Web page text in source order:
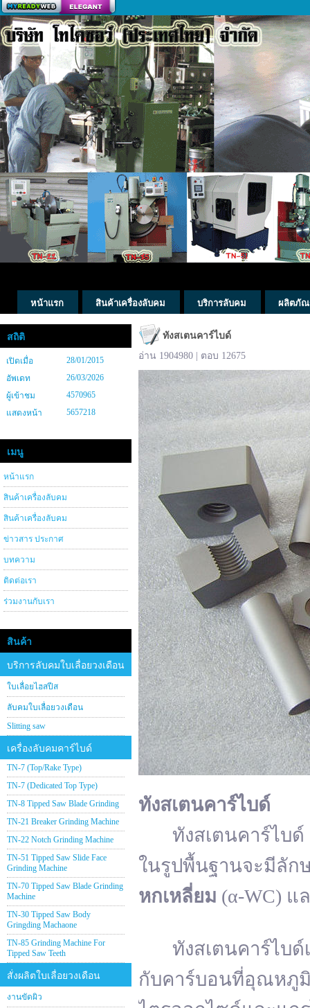
สร้างเว็บ
หน้าแรก สินค้าเครื่องลับคม บริการลับคม ผลิตภัณ
สถิติ
เปิดเมื่อ
28/01/2015
อัพเดท
26/03/2026
ผู้เข้าชม
4570965
แสดงหน้า
5657218
เมนู
หน้าแรก
สินค้าเครื่องลับคม
สินค้าเครื่องลับคม
ข่าวสาร ประกาศ
บทความ
ติดต่อเรา
ร่วมงานกับเรา
สินค้า
บริการลับคมใบเลื่อยวงเดือน
ใบเลื่อยไฮสปีส
ลับคมใบเลื่อยวงเดือน
Slitting saw
เครื่องลับคมคาร์ไบด์
TN-7 (Top/Rake Type)
TN-7 (Dedicated Top Type)
TN-8 Tipped Saw Blade Grinding
TN-21 Breaker Grinding Machine
TN-22 Notch Grinding Machine
TN-51 Tipped Saw Slide Face
Grinding Machine
TN-70 Tipped Saw Blade Grinding
Machine
TN-30 Tipped Saw Body
Gringding Machaone
TN-85 Grinding Machine For
Tipped Saw Teeth
สั่งผลิตใบเลื่อยวงเดือน
งานขัดผิว
ทังสเตนคาร์ไบด์
อ่าน 1904980 | ตอบ 12675
ทังสเตนคาร์ไบด์
ทังสเตนคาร์ไบด์ (
ในรูปพื้นฐานจะมีลัก
หกเหลี่ยม (α-WC) แ
ทังสเตนคาร์ไบด์เ
กับคาร์บอนที่อุณหภูมิ